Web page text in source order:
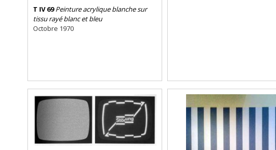
T IV 69 Peinture acrylique blanche sur
tissu rayé blanc et bleu
Octobre 1970